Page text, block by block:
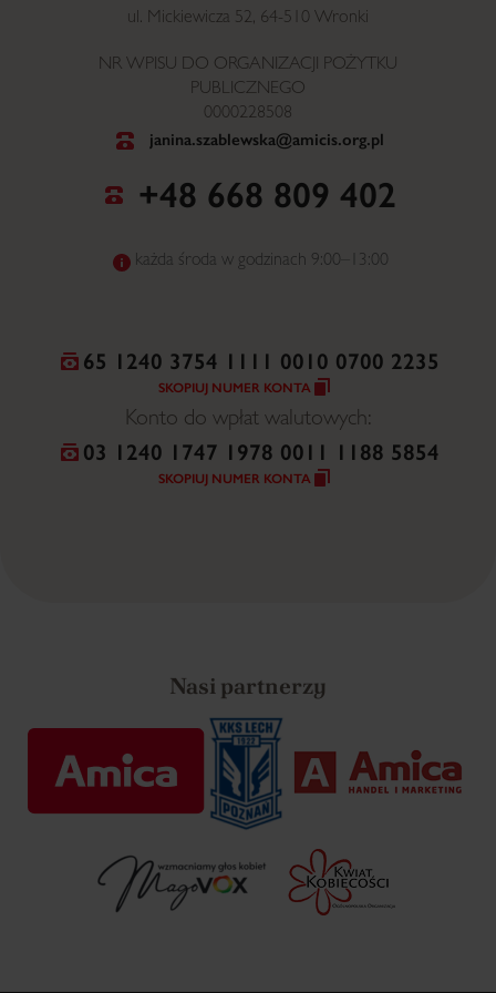
ul. Mickiewicza 52, 64-510 Wronki
NR WPISU DO ORGANIZACJI POŻYTKU
PUBLICZNEGO
0000228508
janina.szablewska@amicis.org.pl
+48 668 809 402
każda środa w godzinach 9:00–13:00
65 1240 3754 1111 0010 0700 2235
SKOPIUJ NUMER KONTA
Konto do wpłat walutowych:
03 1240 1747 1978 0011 1188 5854
SKOPIUJ NUMER KONTA
Nasi partnerzy